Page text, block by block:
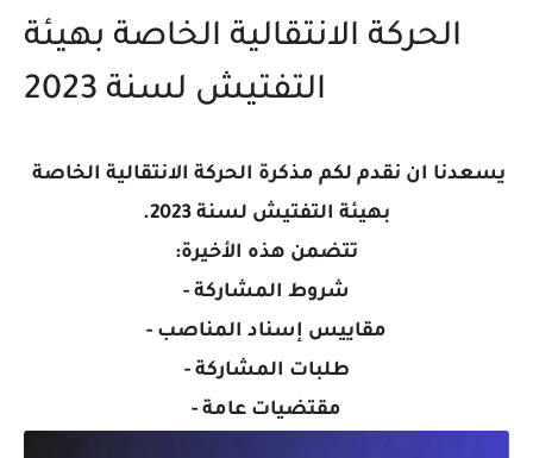
الحركة الانتقالية الخاصة بهيئة
التفتيش لسنة 2023
يسعدنا ان نقدم لكم مذكرة الحركة الانتقالية الخاصة
بهيئة التفتيش لسنة 2023.
تتضمن هذه الأخيرة:
شروط المشاركة -
مقاييس إسناد المناصب -
طلبات المشاركة -
مقتضيات عامة -